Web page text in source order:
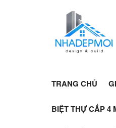
TRANG CHỦ
BIỆT THỰ CẤP 4